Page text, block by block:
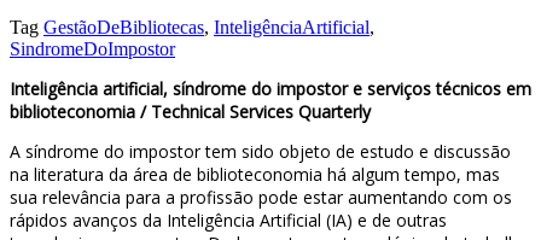
Tag GestãoDeBibliotecas, InteligênciaArtificial,
SindromeDoImpostor
Inteligência artificial, síndrome do impostor e serviços técnicos em
biblioteconomia / Technical Services Quarterly
A síndrome do impostor tem sido objeto de estudo e discussão
na literatura da área de biblioteconomia há algum tempo, mas
sua relevância para a profissão pode estar aumentando com os
rápidos avanços da Inteligência Artificial (IA) e de outras